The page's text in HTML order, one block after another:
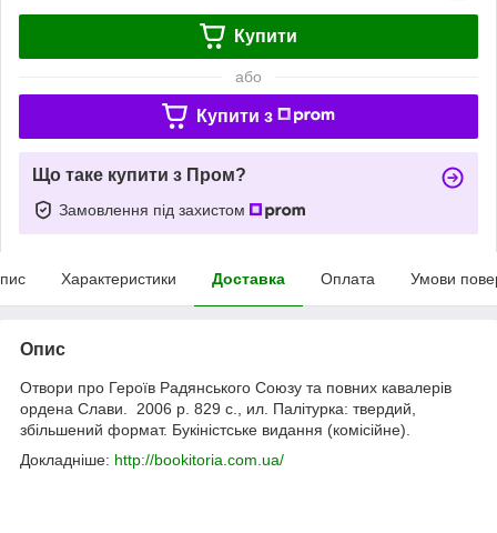
Купити
або
Купити з
Що таке купити з Пром?
Замовлення під захистом
Характеристики Доставка Оплата Умови
Опис
Отвори про Героїв Радянського Союзу та повних кавалерів
ордена Слави
2006 р. 829 с., ил. Палітурка: твердий,
збільшений формат. Букіністське видання (комісійне).
Докладніше: http://bookitoria.com.ua/